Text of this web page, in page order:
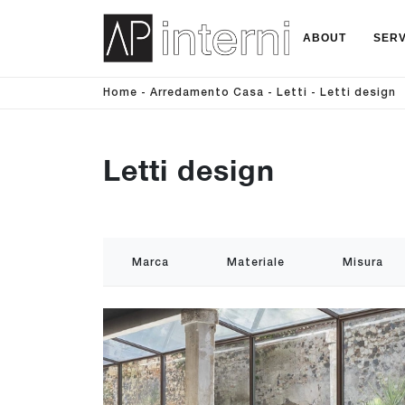
ABOUT
Home - Arredamento Casa - Letti - Letti design
Letti design
Marca Materiale Misura